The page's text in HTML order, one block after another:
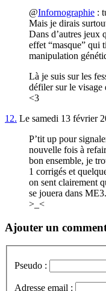
@Infornographie :
Mais je dirais
Dans d’autres jeux
effet “masque” qui
manipulation
Là je suis sur les
défiler sur le visage
<3
12. Le samedi 13 février
P’tit up pour
nouvelle fois à
bon ensemble, je
1 corrigés et
on sent clairement
se jouera dans
>_<
Ajouter un
Pseudo :
Adresse email :